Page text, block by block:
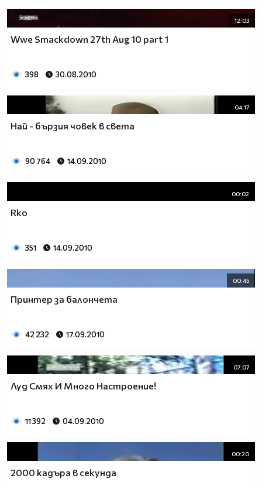
12:03
Wwe Smackdown 27th Aug 10 part 1
398 30.08.2010
04:17
Най - бързия човек в света
90 764 14.09.2010
00:02
Rko
351 14.09.2010
00:45
Принтер за балончета
42 232 17.09.2010
07:07
Луд Смях И Много Настроение!
11 392 04.09.2010
00:20
2000 кадъра в секунда